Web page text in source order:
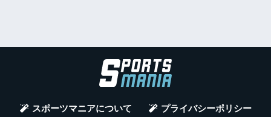
スポーツマニアについて
プライバシーポリシー